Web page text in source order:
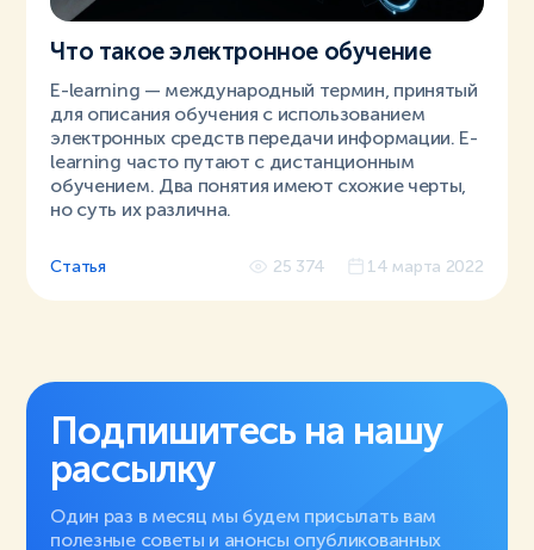
Что такое электронное обучение
E-learning — международный термин, принятый
для описания обучения с использованием
электронных средств передачи информации. E-
learning часто путают с дистанционным
обучением. Два понятия имеют схожие черты,
но суть их различна.
Статья 25 374 14 марта 2022
Подпишитесь на нашу
рассылку
Один раз в месяц мы будем присылать вам
полезные советы и анонсы опубликованных